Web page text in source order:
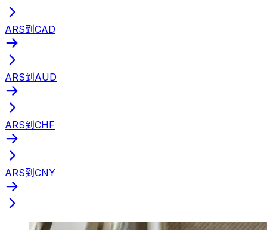
ARS到CAD
ARS到AUD
ARS到CHF
ARS到CNY